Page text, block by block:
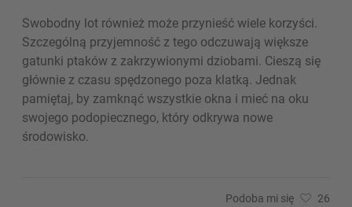
Swobodny lot również może przynieść wiele korzyści.
Szczególną przyjemność z tego odczuwają większe
gatunki ptaków z zakrzywionymi dziobami. Cieszą się
głównie z czasu spędzonego poza klatką. Jednak
pamiętaj, by zamknąć wszystkie okna i mieć na oku
swojego podopiecznego, który odkrywa nowe
środowisko.
Podoba mi się 26